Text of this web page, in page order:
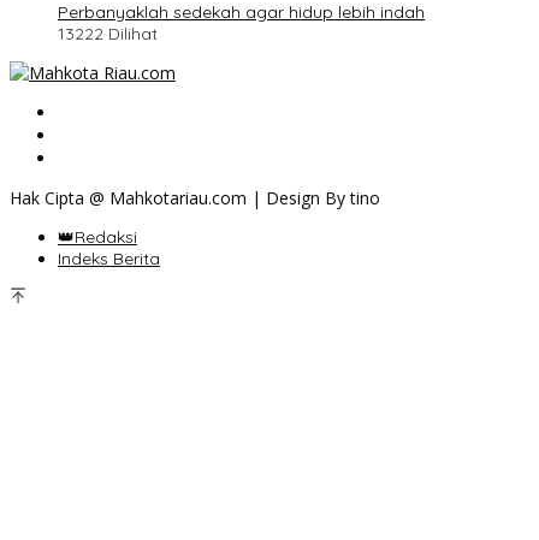
Perbanyaklah sedekah agar hidup lebih indah
13222 Dilihat
Hak Cipta @ Mahkotariau.com | Design By tino
👑Redaksi
Indeks Berita